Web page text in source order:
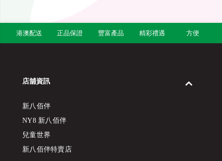
港澳配送 正品保證 豐富產品 精彩禮遇 方便
店舖資訊
新八佰伴
NY8 新八佰伴
兒童世界
新八佰伴特賣店